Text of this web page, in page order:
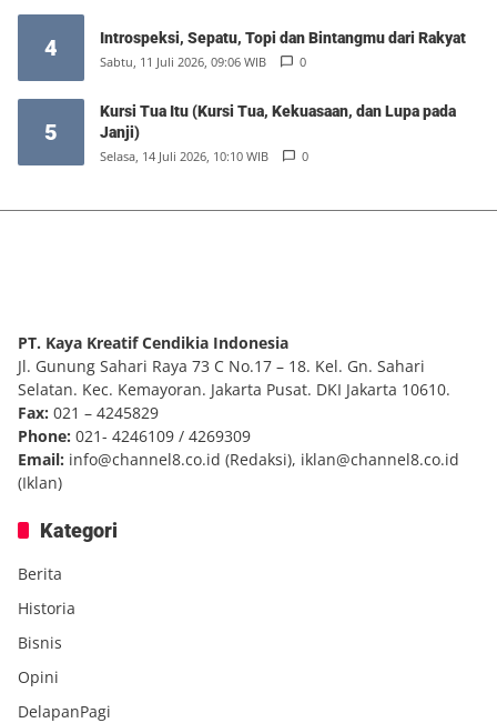
4 Introspeksi, Sepatu, Topi dan Bintangmu dari Rakyat
Sabtu, 11 Juli 2026, 09:06 WIB 0
5
Kursi Tua Itu (Kursi Tua, Kekuasaan, dan Lupa pada
Janji)
Selasa, 14 Juli 2026, 10:10 WIB 0
PT. Kaya Kreatif Cendikia Indonesia
Jl. Gunung Sahari Raya 73 C No.17 – 18. Kel. Gn. Sahari
Selatan. Kec. Kemayoran. Jakarta Pusat. DKI Jakarta 10610.
Fax: 021 – 4245829
Phone: 021- 4246109 / 4269309
Email: info@channel8.co.id (Redaksi), iklan@channel8.co.id
(Iklan)
Kategori
Berita
Historia
Bisnis
Opini
DelapanPagi